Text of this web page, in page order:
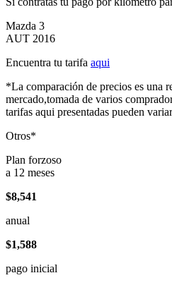
Mazda 3
AUT 2016
Encuentra tu tarifa aqui
*La comparación de precios es una
mercado,tomada de varios
tarifas aqui presentadas pueden
Otros*
Plan forzoso
a 12 meses
$8,541
anual
$1,588
pago inicial